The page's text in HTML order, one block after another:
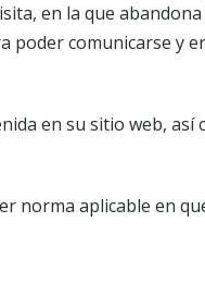
en la que
poder comunicarse y
en su sitio web,
norma aplicable en